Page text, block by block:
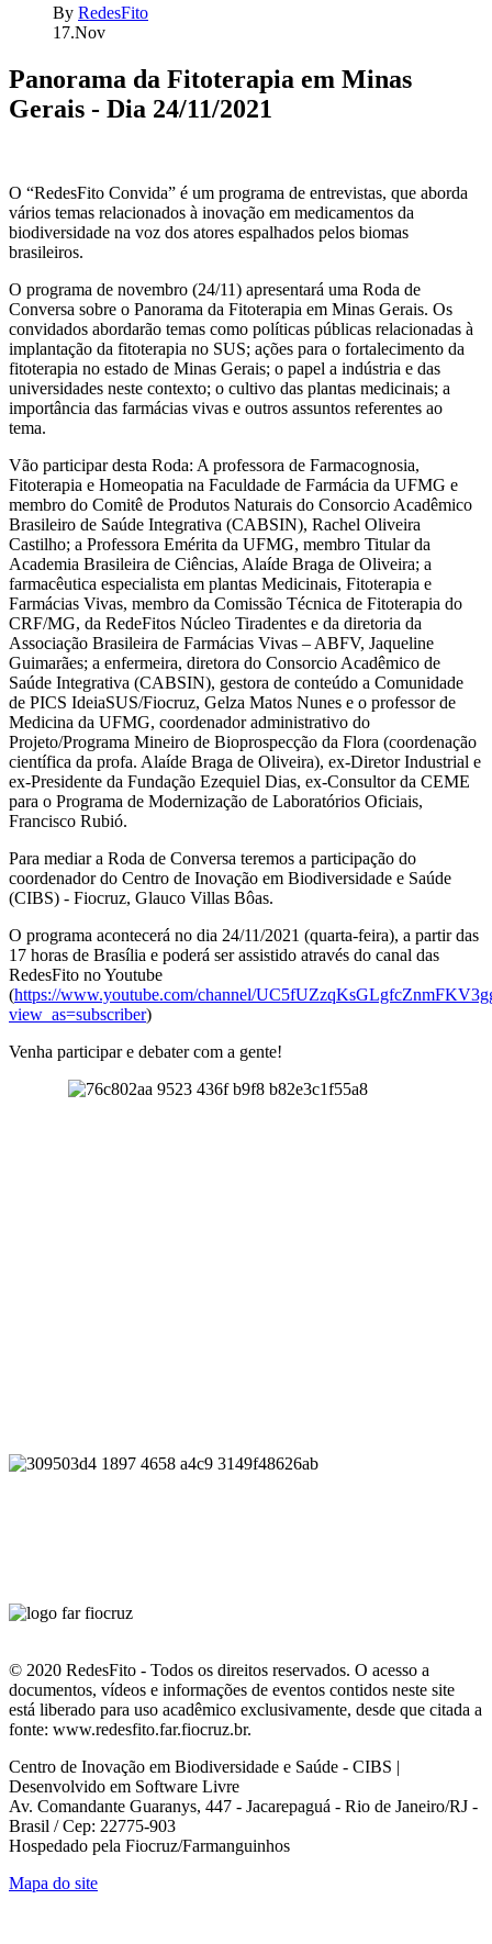
By RedesFito
17.Nov
Panorama da Fitoterapia em Minas
Gerais - Dia 24/11/2021
O “RedesFito Convida” é um programa de entrevistas, que aborda
vários temas relacionados à inovação em medicamentos da
biodiversidade na voz dos atores espalhados pelos biomas
brasileiros.
O programa de novembro (24/11) apresentará uma Roda de
Conversa sobre o Panorama da Fitoterapia em Minas Gerais. Os
convidados abordarão temas como políticas públicas relacionadas à
implantação da fitoterapia no SUS; ações para o fortalecimento da
fitoterapia no estado de Minas Gerais; o papel a indústria e das
universidades neste contexto; o cultivo das plantas medicinais; a
importância das farmácias vivas e outros assuntos referentes ao
tema.
Vão participar desta Roda: A professora de Farmacognosia,
Fitoterapia e Homeopatia na Faculdade de Farmácia da UFMG e
membro do Comitê de Produtos Naturais do Consorcio Acadêmico
Brasileiro de Saúde Integrativa (CABSIN), Rachel Oliveira
Castilho; a Professora Emérita da UFMG, membro Titular da
Academia Brasileira de Ciências, Alaíde Braga de Oliveira; a
farmacêutica especialista em plantas Medicinais, Fitoterapia e
Farmácias Vivas, membro da Comissão Técnica de Fitoterapia do
CRF/MG, da RedeFitos Núcleo Tiradentes e da diretoria da
Associação Brasileira de Farmácias Vivas – ABFV, Jaqueline
Guimarães; a enfermeira, diretora do Consorcio Acadêmico de
Saúde Integrativa (CABSIN), gestora de conteúdo a Comunidade
de PICS IdeiaSUS/Fiocruz, Gelza Matos Nunes e o professor de
Medicina da UFMG, coordenador administrativo do
Projeto/Programa Mineiro de Bioprospecção da Flora (coordenação
científica da profa. Alaíde Braga de Oliveira), ex-Diretor Industrial e
ex-Presidente da Fundação Ezequiel Dias, ex-Consultor da CEME
para o Programa de Modernização de Laboratórios Oficiais,
Francisco Rubió.
Para mediar a Roda de Conversa teremos a participação do
coordenador do Centro de Inovação em Biodiversidade e Saúde
(CIBS) - Fiocruz, Glauco Villas Bôas.
O programa acontecerá no dia 24/11/2021 (quarta-feira), a partir das
17 horas de Brasília e poderá ser assistido através do canal das
RedesFito no Youtube
(https://www.youtube.com/channel/
view_as=subscriber)
Venha participar e debater com a gente!
© 2020 RedesFito - Todos os direitos reservados. O acesso a
documentos, vídeos e informações de eventos contidos neste site
está liberado para uso acadêmico exclusivamente, desde que citada a
fonte: www.redesfito.far.fiocruz.br.
Centro de Inovação em Biodiversidade e Saúde - CIBS |
Desenvolvido em Software Livre
Av. Comandante Guaranys, 447 - Jacarepaguá - Rio de Janeiro/RJ -
Brasil / Cep: 22775-903
Hospedado pela Fiocruz/Farmanguinhos
Mapa do site